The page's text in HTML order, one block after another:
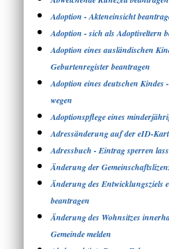
Adoption - Akteneinsicht
Adoption - sich als Adoptiveltern
Adoption eines ausländischen
Geburtenregister beantragen
Adoption eines deutschen
wegen
Adoptionspflege eines
Adressänderung auf der eID-
Adressbuch - Eintrag sperren
Änderung der
Änderung des Entwicklungsziels
beantragen
Änderung des Wohnsitzes
Gemeinde melden